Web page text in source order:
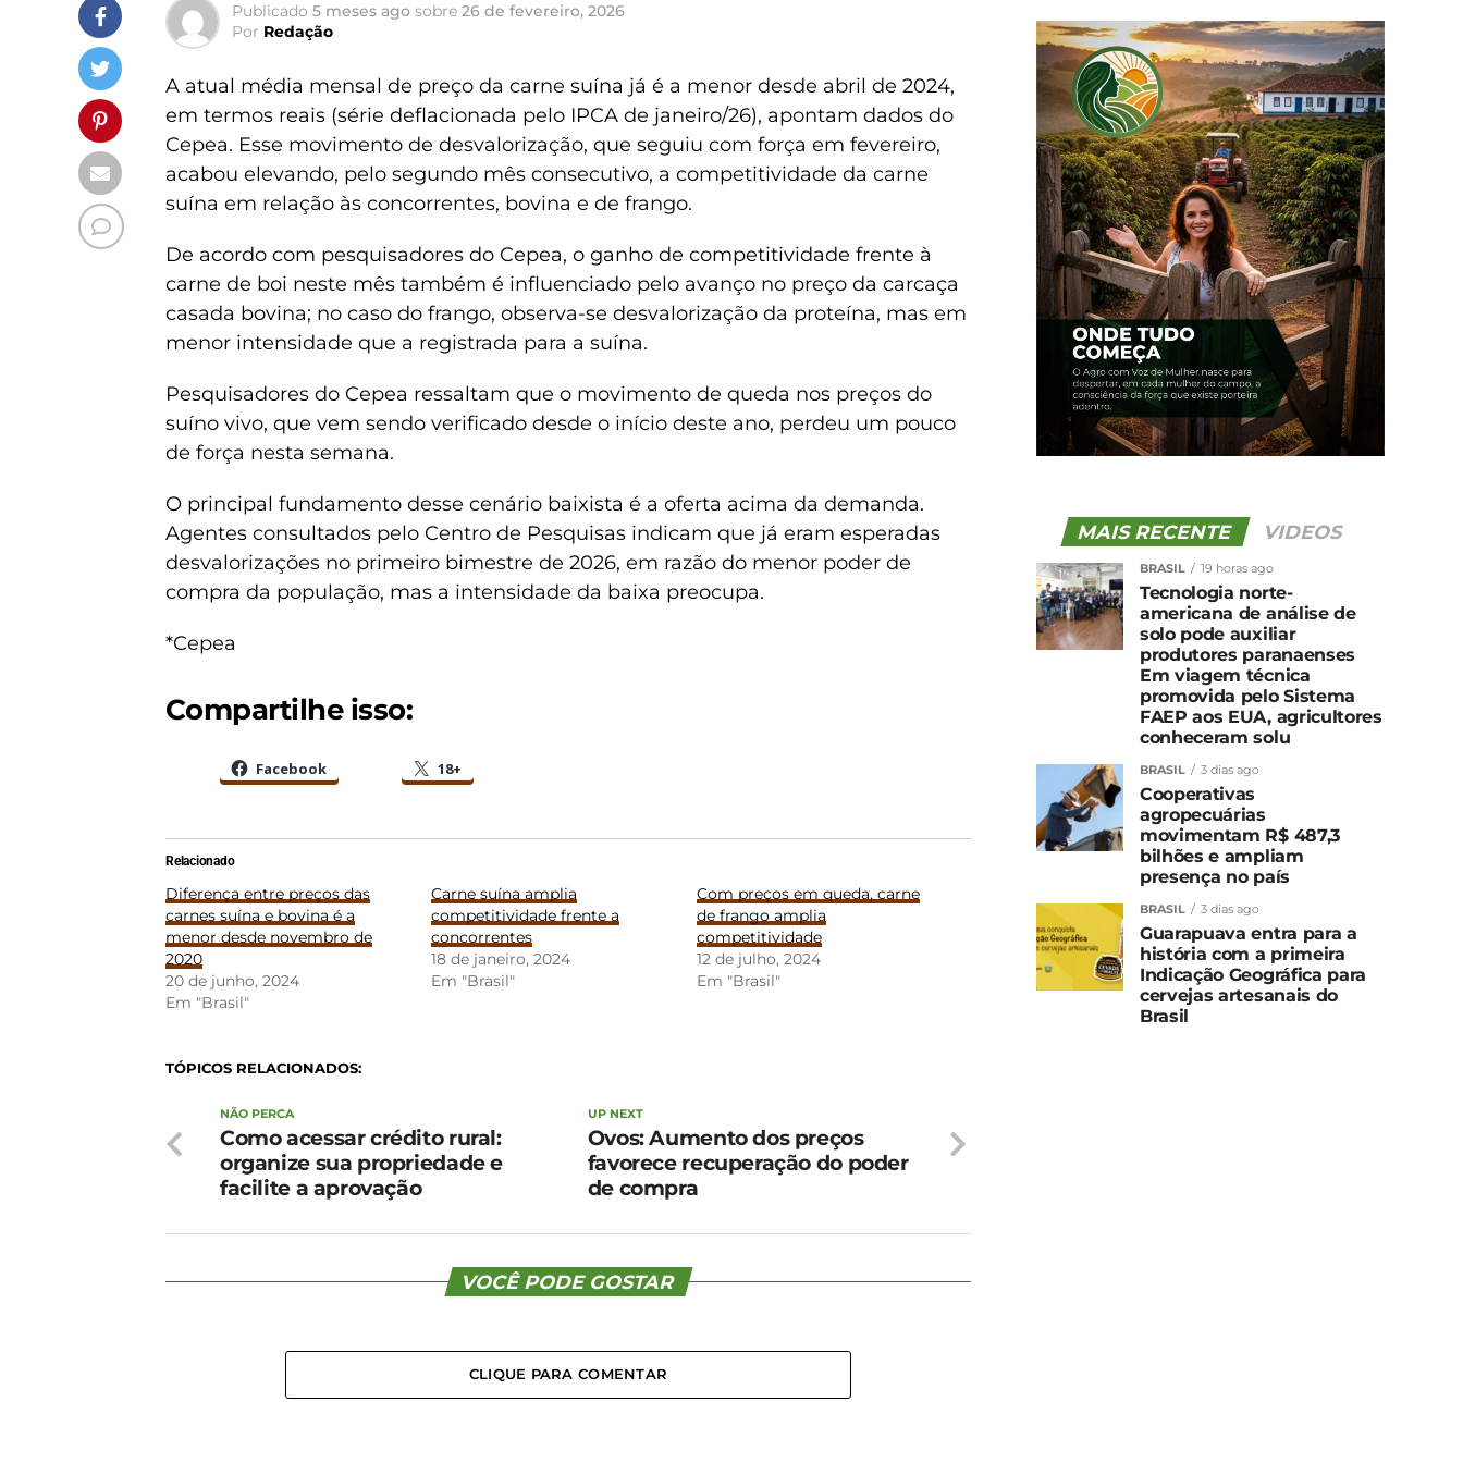
Publicado 5 meses ago sobre 26 de fevereiro, 2026
Por Redação
A atual média mensal de preço da carne suína já é a menor desde abril de 2024,
em termos reais (série deflacionada pelo IPCA de janeiro/26), apontam dados do
Cepea. Esse movimento de desvalorização, que seguiu com força em fevereiro,
acabou elevando, pelo segundo mês consecutivo, a competitividade da carne
suína em relação às concorrentes, bovina e de frango.
De acordo com pesquisadores do Cepea, o ganho de competitividade frente à
carne de boi neste mês também é influenciado pelo avanço no preço da carcaça
casada bovina; no caso do frango, observa-se desvalorização da proteína, mas em
menor intensidade que a registrada para a suína.
Pesquisadores do Cepea ressaltam que o movimento de queda nos preços do
suíno vivo, que vem sendo verificado desde o início deste ano, perdeu um pouco
de força nesta semana.
O principal fundamento desse cenário baixista é a oferta acima da demanda.
Agentes consultados pelo Centro de Pesquisas indicam que já eram esperadas
desvalorizações no primeiro bimestre de 2026, em razão do menor poder de
compra da população, mas a intensidade da baixa preocupa.
*Cepea
Compartilhe isso:
Facebook 18+
Relacionado
Diferença entre preços das
carnes suína e bovina é a
menor desde novembro de
2020
20 de junho, 2024
Em "Brasil"
Carne suína amplia
competitividade frente a
concorrentes
18 de janeiro, 2024
Em "Brasil"
Com preços em queda, carne
de frango amplia
competitividade
12 de julho, 2024
Em "Brasil"
TÓPICOS RELACIONADOS:
UP NEXT
Ovos: Aumento dos preços
favorece recuperação do poder
de compra
NÃO PERCA
Como acessar crédito rural:
organize sua propriedade e
facilite a aprovação
VOCÊ PODE GOSTAR
CLIQUE PARA COMENTAR
MAIS RECENTE VIDEOS
BRASIL 19 horas ago
Tecnologia norte-
americana de análise de
solo pode auxiliar
produtores paranaenses
Em viagem técnica
promovida pelo Sistema
FAEP aos EUA, agricultores
conheceram solu
BRASIL 3 dias ago
Cooperativas
agropecuárias
movimentam R$ 487,3
bilhões e ampliam
presença no país
BRASIL 3 dias ago
Guarapuava entra para a
história com a primeira
Indicação Geográfica para
cervejas artesanais do
Brasil